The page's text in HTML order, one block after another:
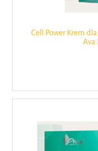
Cell Power Krem
Ava